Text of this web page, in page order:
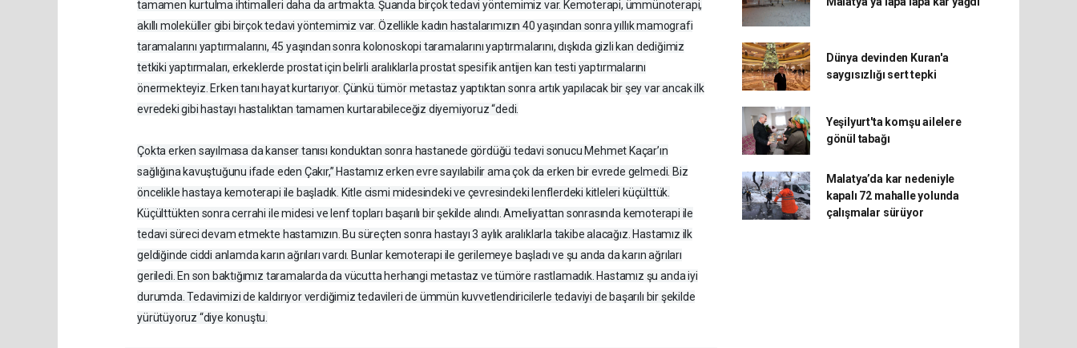
tamamen kurtulma ihtimalleri daha da artmakta. Şuanda birçok tedavi yöntemimiz var. Kemoterapi, ümmünoterapi,
akıllı moleküller gibi birçok tedavi yöntemimiz var. Özellikle kadın hastalarımızın 40 yaşından sonra yıllık mamografi
taramalarını yaptırmalarını, 45 yaşından sonra kolonoskopi taramalarını yaptırmalarını, dışkıda gizli kan dediğimiz
tetkiki yaptırmaları, erkeklerde prostat için belirli aralıklarla prostat spesifik antijen kan testi yaptırmalarını
önermekteyiz. Erken tanı hayat kurtarıyor. Çünkü tümör metastaz yaptıktan sonra artık yapılacak bir şey var ancak ilk
evredeki gibi hastayı hastalıktan tamamen kurtarabileceğiz diyemiyoruz “dedi.
Çokta erken sayılmasa da kanser tanısı konduktan sonra hastanede gördüğü tedavi sonucu Mehmet Kaçar’ın
sağlığına kavuştuğunu ifade eden Çakır,” Hastamız erken evre sayılabilir ama çok da erken bir evrede gelmedi. Biz
öncelikle hastaya kemoterapi ile başladık. Kitle cismi midesindeki ve çevresindeki lenflerdeki kitleleri küçülttük.
Küçülttükten sonra cerrahi ile midesi ve lenf topları başarılı bir şekilde alındı. Ameliyattan sonrasında kemoterapi ile
tedavi süreci devam etmekte hastamızın. Bu süreçten sonra hastayı 3 aylık aralıklarla takibe alacağız. Hastamız ilk
geldiğinde ciddi anlamda karın ağrıları vardı. Bunlar kemoterapi ile gerilemeye başladı ve şu anda da karın ağrıları
geriledi. En son baktığımız taramalarda da vücutta herhangi metastaz ve tümöre rastlamadık. Hastamız şu anda iyi
durumda. Tedavimizi de kaldırıyor verdiğimiz tedavileri de ümmün kuvvetlendiricilerle tedaviyi de başarılı bir şekilde
yürütüyoruz “diye konuştu.
Dünya devinden Kuran'a
saygısızlığı sert tepki
Yeşilyurt'ta komşu ailelere
gönül tabağı
Malatya’da kar nedeniyle
kapalı 72 mahalle yolunda
çalışmalar sürüyor